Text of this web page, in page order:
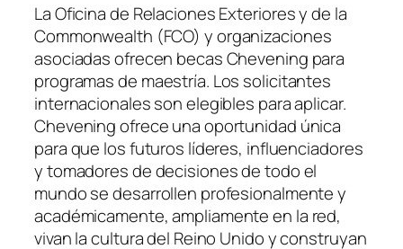
La Oficina de Relaciones Exteriores y de la
Commonwealth (FCO) y organizaciones
asociadas ofrecen becas Chevening para
programas de maestría. Los solicitantes
internacionales son elegibles para aplicar.
Chevening ofrece una oportunidad única
para que los futuros líderes, influenciadores
y tomadores de decisiones de todo el
mundo se desarrollen profesionalmente y
académicamente, ampliamente en la red,
vivan la cultura del Reino Unido y construyan